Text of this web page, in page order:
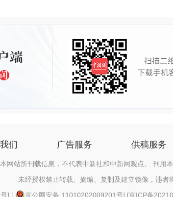
们 广告服务 供稿服务
本网站所刊载信息，不代表中新社和中新网观点。 刊用
未经授权禁止转载、摘编、复制及建立镜像，违者
] [ 京公网安备 11010202009201号] [京ICP备